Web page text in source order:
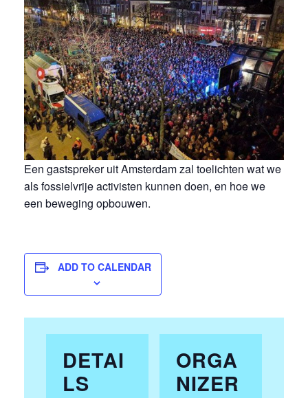
Een gastspreker uit Amsterdam zal toelichten wat we
als fossielvrije activisten kunnen doen, en hoe we
een beweging opbouwen.
ADD TO CALENDAR
DETAI
LS
ORGA
NIZER